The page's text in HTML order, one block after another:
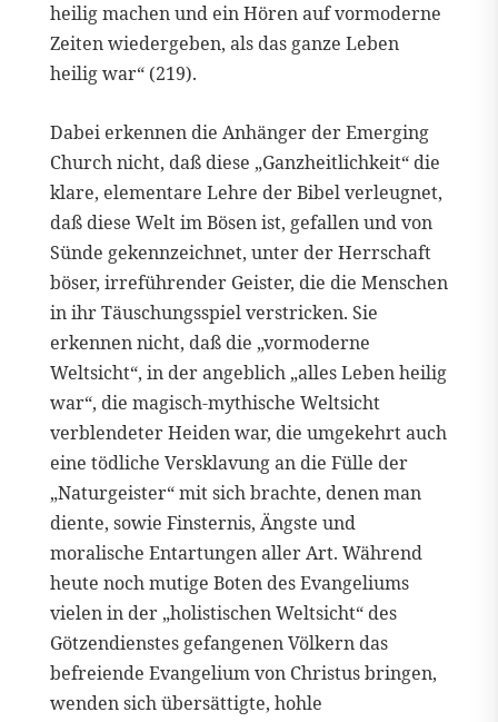
heilig machen und ein Hören auf vormoderne
Zeiten wiedergeben, als das ganze Leben
heilig war“ (219).
Dabei erkennen die Anhänger der Emerging
Church nicht, daß diese „Ganzheitlichkeit“ die
klare, elementare Lehre der Bibel verleugnet,
daß diese Welt im Bösen ist, gefallen und von
Sünde gekennzeichnet, unter der Herrschaft
böser, irreführender Geister, die die Menschen
in ihr Täuschungsspiel verstricken. Sie
erkennen nicht, daß die „vormoderne
Weltsicht“, in der angeblich „alles Leben heilig
war“, die magisch-mythische Weltsicht
verblendeter Heiden war, die umgekehrt auch
eine tödliche Versklavung an die Fülle der
„Naturgeister“ mit sich brachte, denen man
diente, sowie Finsternis, Ängste und
moralische Entartungen aller Art. Während
heute noch mutige Boten des Evangeliums
vielen in der „holistischen Weltsicht“ des
Götzendienstes gefangenen Völkern das
befreiende Evangelium von Christus bringen,
wenden sich übersättigte, hohle